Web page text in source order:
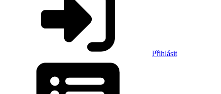
Přihlásit